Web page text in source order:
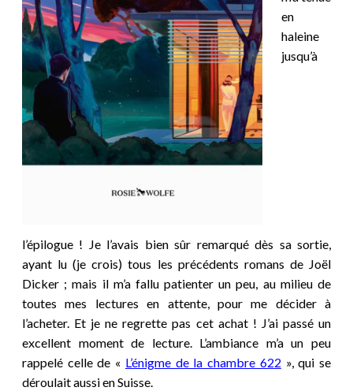
en
haleine
jusqu’à
l’épilogue ! Je l’avais bien sûr remarqué dès sa sortie,
ayant lu (je crois) tous les précédents romans de Joël
Dicker ; mais il m’a fallu patienter un peu, au milieu de
toutes mes lectures en attente, pour me décider à
l’acheter. Et je ne regrette pas cet achat ! J’ai passé un
excellent moment de lecture. L’ambiance m’a un peu
rappelé celle de « L’énigme de la chambre 622 », qui se
déroulait aussi en Suisse.